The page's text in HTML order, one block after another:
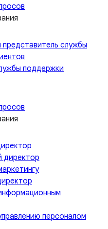
службы
поддержки
директор
персоналом